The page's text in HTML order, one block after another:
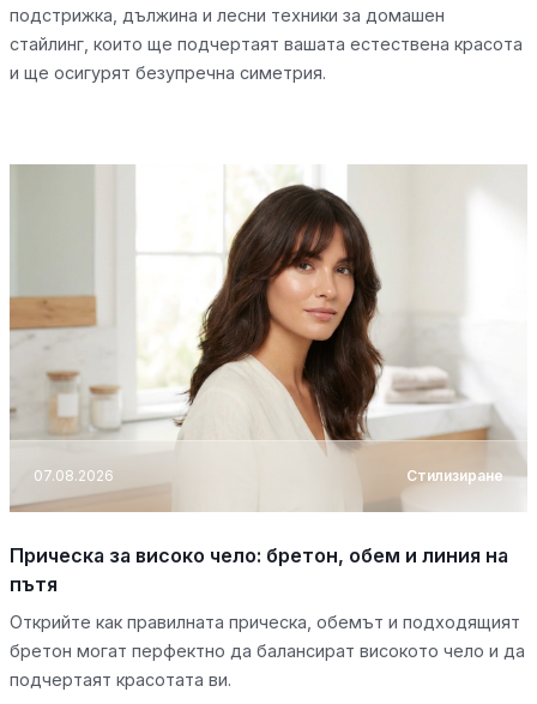
подстрижка, дължина и лесни техники за домашен
стайлинг, които ще подчертаят вашата естествена красота
и ще осигурят безупречна симетрия.
07.08.2026 Стилизиране
Прическа за високо чело: бретон, обем и линия на
пътя
Открийте как правилната прическа, обемът и подходящият
бретон могат перфектно да балансират високото чело и да
подчертаят красотата ви.